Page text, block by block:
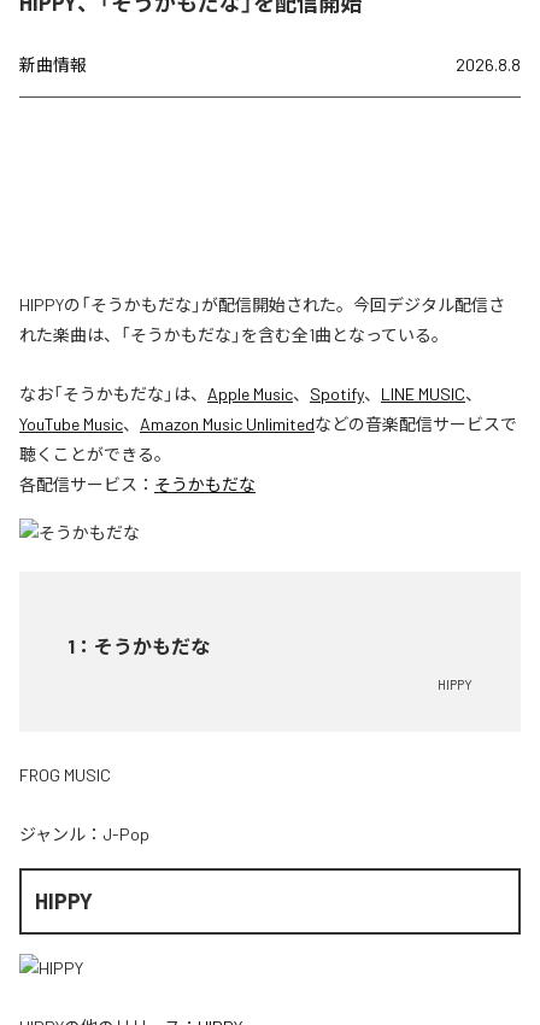
新曲情報 2026.8.8
HIPPYの「そうかもだな」が配信開始された。今回デジタル配信さ
れた楽曲は、「そうかもだな」を含む全1曲となっている。
なお「そうかもだな 」は、 Apple Music、 Spotify、 LINE MUSIC、
YouTube Music、 Amazon Music Unlimitedなどの音楽配信サービスで
聴くことができる。
各配信サービス： そうかもだな
1 ： そうかもだな
HIPPY
FROG MUSIC
ジャンル： J-Pop
HIPPY